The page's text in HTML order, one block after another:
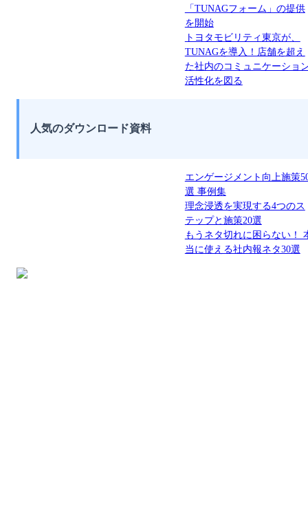
「TUNAGフォーム」の提供
を開始
トヨタモビリティ東京が、
TUNAGを導入！店舗を超え
た社内のコミュニケーショ
活性化を図る
人気のダウンロード資料
エンゲージメント向上施策
選 事例集
理念浸透を実現する4つのス
テップと施策20選
もうネタ切れに困らない！
当に使える社内報ネタ30選